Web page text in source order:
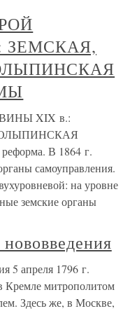
ЗЕМСКАЯ,
XIX в.:
В 1864 г.
самоуправления.
на уровне
земские органы
5 апреля 1796 г.
Кремле митрополитом
Здесь же, в Москве,